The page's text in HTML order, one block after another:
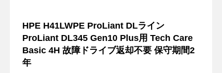
HPE H41LWPE ProLiant DLライン
ProLiant DL345 Gen10 Plus用 Tech Care
Basic 4H 故障ドライブ返却不要 保守期間2
年